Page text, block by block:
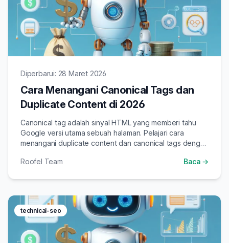
Diperbarui: 28 Maret 2026
Cara Menangani Canonical Tags dan
Duplicate Content di 2026
Canonical tag adalah sinyal HTML yang memberi tahu
Google versi utama sebuah halaman. Pelajari cara
menangani duplicate content dan canonical tags dengan
Roofel Team
Baca →
technical-seo